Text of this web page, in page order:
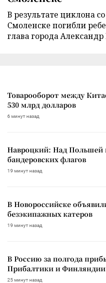
В результате циклона
Смоленске погибли
глава города
Товарооборот между
530 млрд долларов
6 минут назад
Навроцкий: Над Польшей
бандеровских флагов
19 минут назад
В Новороссийске
безэкипажных катеров
19 минут назад
В Россию за полгода
Прибалтики и Финляндии
25 минут назад